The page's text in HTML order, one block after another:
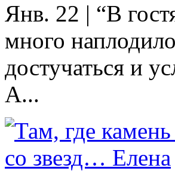
Янв. 22 | “В
много
достучаться и
А...